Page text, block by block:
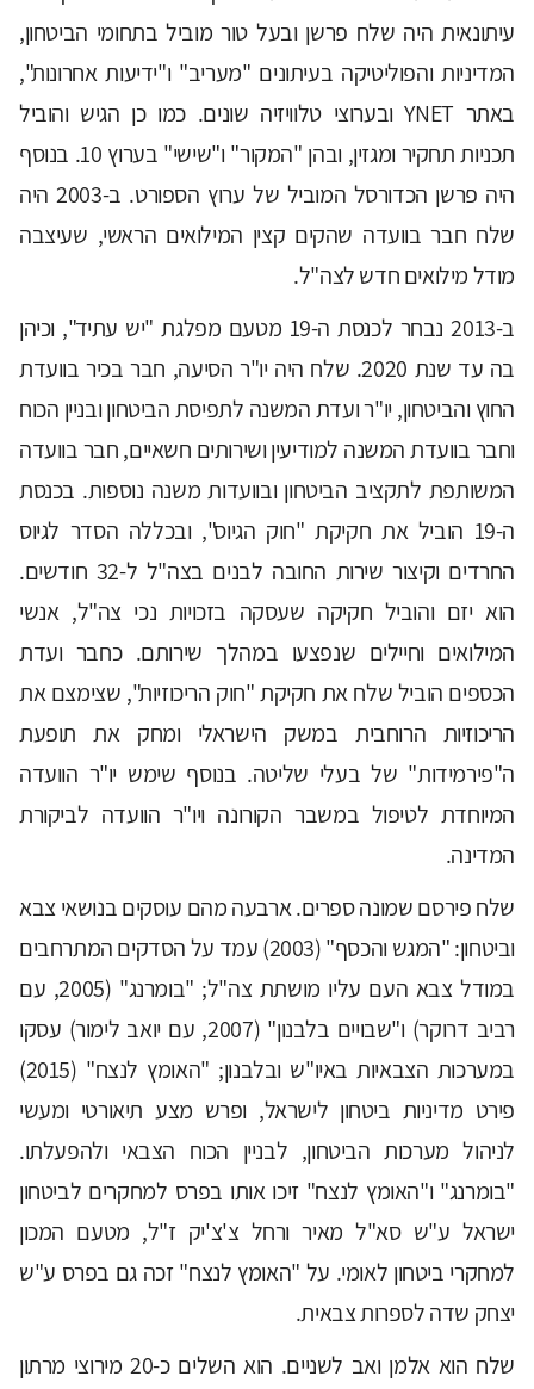
עיתונאית היה שלח פרשן ובעל טור מוביל בתחומי הביטחון,
המדיניות והפוליטיקה בעיתונים "מעריב" ו"ידיעות אחרונות",
באתר YNET ובערוצי טלוויזיה שונים. כמו כן הגיש והוביל
תכניות תחקיר ומגזין, ובהן "המקור" ו"שישי" בערוץ 10. בנוסף
היה פרשן הכדורסל המוביל של ערוץ הספורט. ב-2003 היה
שלח חבר בוועדה שהקים קצין המילואים הראשי, שעיצבה
מודל מילואים חדש לצה"ל.
ב-2013 נבחר לכנסת ה-19 מטעם מפלגת "יש עתיד", וכיהן
בה עד שנת 2020. שלח היה יו"ר הסיעה, חבר בכיר בוועדת
החוץ והביטחון, יו"ר ועדת המשנה לתפיסת הביטחון ובניין הכוח
וחבר בוועדת המשנה למודיעין ושירותים חשאיים, חבר בוועדה
המשותפת לתקציב הביטחון ובוועדות משנה נוספות. בכנסת
ה-19 הוביל את חקיקת "חוק הגיוס", ובכללה הסדר לגיוס
החרדים וקיצור שירות החובה לבנים בצה"ל ל-32 חודשים.
הוא יזם והוביל חקיקה שעסקה בזכויות נכי צה"ל, אנשי
המילואים וחיילים שנפצעו במהלך שירותם. כחבר ועדת
הכספים הוביל שלח את חקיקת "חוק הריכוזיות", שצימצם את
הריכוזיות הרוחבית במשק הישראלי ומחק את תופעת
ה"פירמידות" של בעלי שליטה. בנוסף שימש יו"ר הוועדה
המיוחדת לטיפול במשבר הקורונה ויו"ר הוועדה לביקורת
המדינה.
שלח פירסם שמונה ספרים. ארבעה מהם עוסקים בנושאי צבא
וביטחון: "המגש והכסף" (2003) עמד על הסדקים המתרחבים
במודל צבא העם עליו מושתת צה"ל; "בומרנג" (2005, עם
רביב דרוקר) ו"שבויים בלבנון" (2007, עם יואב לימור) עסקו
במערכות הצבאיות באיו"ש ובלבנון; "האומץ לנצח" (2015)
פירט מדיניות ביטחון לישראל, ופרש מצע תיאורטי ומעשי
לניהול מערכות הביטחון, לבניין הכוח הצבאי ולהפעלתו.
"בומרנג" ו"האומץ לנצח" זיכו אותו בפרס למחקרים לביטחון
ישראל ע"ש סא"ל מאיר ורחל צ'צ'יק ז"ל, מטעם המכון
למחקרי ביטחון לאומי. על "האומץ לנצח" זכה גם בפרס ע"ש
יצחק שדה לספרות צבאית.
שלח הוא אלמן ואב לשניים. הוא השלים כ-20 מירוצי מרתון